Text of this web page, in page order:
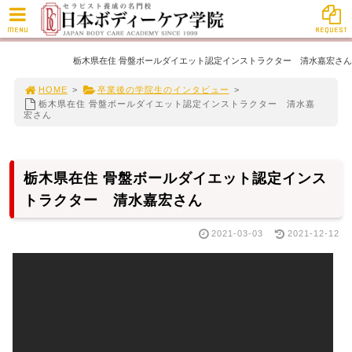
栃木県在住 骨盤ボールダイエット認定インストラクター 清水嘉宏さん
HOME > 卒業後の学院生のインタビュー
>
栃木県在住 骨盤ボールダイエット認定インストラクター 清水嘉
宏さん
栃木県在住 骨盤ボールダイエット認定インス
トラクター 清水嘉宏さん
2021-03-03 2021-12-12
MENU REQUEST